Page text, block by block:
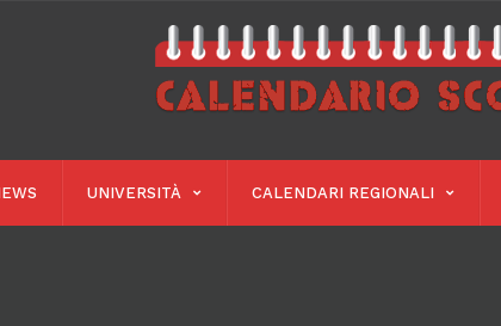
UNIVERSITÀ CALENDARI REGIONALI